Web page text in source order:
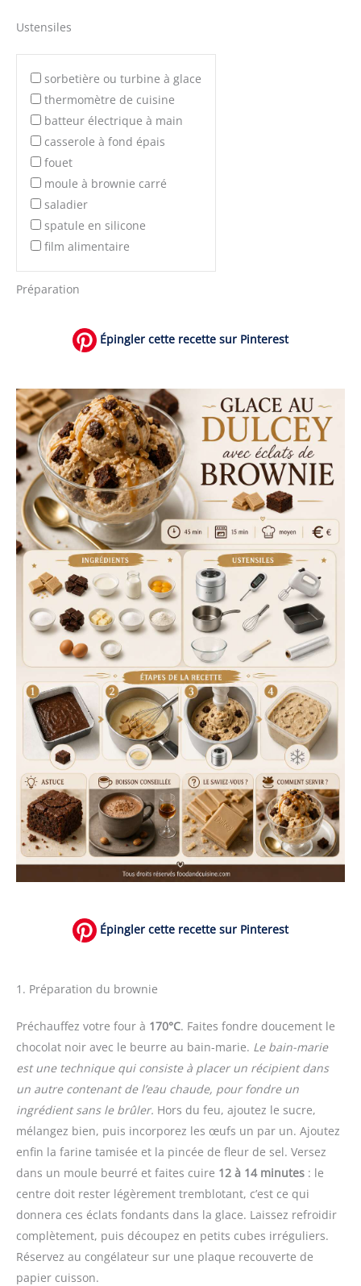
Ustensiles
sorbetière ou turbine à glace
thermomètre de cuisine
batteur électrique à main
casserole à fond épais
fouet
moule à brownie carré
saladier
spatule en silicone
film alimentaire
Préparation
Épingler cette recette sur Pinterest
Épingler cette recette sur Pinterest
1. Préparation du brownie
Préchauffez votre four à 170°C. Faites fondre doucement le
chocolat noir avec le beurre au bain-marie. Le bain-marie
est une technique qui consiste à placer un récipient dans
un autre contenant de l’eau chaude, pour fondre un
ingrédient sans le brûler. Hors du feu, ajoutez le sucre,
mélangez bien, puis incorporez les œufs un par un. Ajoutez
enfin la farine tamisée et la pincée de fleur de sel. Versez
dans un moule beurré et faites cuire 12 à 14 minutes : le
centre doit rester légèrement tremblotant, c’est ce qui
donnera ces éclats fondants dans la glace. Laissez refroidir
complètement, puis découpez en petits cubes irréguliers.
Réservez au congélateur sur une plaque recouverte de
papier cuisson.